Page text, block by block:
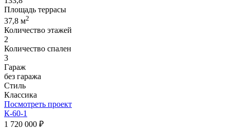
Площадь террасы
37,8 м2
Количество этажей
2
Количество спален
3
Гараж
без гаража
Стиль
Классика
Посмотреть проект
К-60-1
1 720 000 ₽